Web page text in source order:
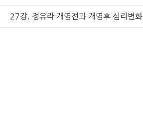
27강. 정유라 개명전과 개명후 심리변화